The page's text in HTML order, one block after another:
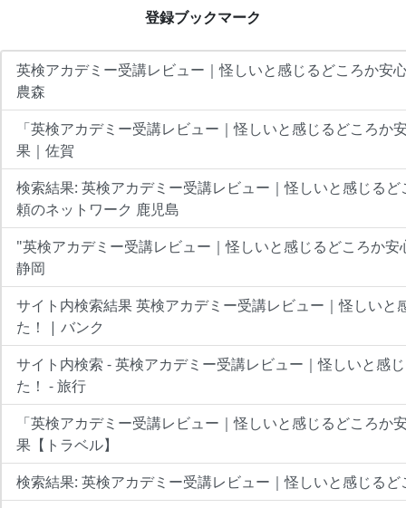
登録ブックマーク
英検アカデミー受講レビュー｜怪しいと感じるどころか安
農森
「英検アカデミー受講レビュー｜怪しいと感じるどころか
果｜佐賀
検索結果: 英検アカデミー受講レビュー｜怪しいと感じる
頼のネットワーク 鹿児島
"英検アカデミー受講レビュー｜怪しいと感じるどころか
静岡
サイト内検索結果 英検アカデミー受講レビュー｜怪しいと
た！ | バンク
サイト内検索 - 英検アカデミー受講レビュー｜怪しいと感
た！ - 旅行
「英検アカデミー受講レビュー｜怪しいと感じるどころか
果【トラベル】
検索結果: 英検アカデミー受講レビュー｜怪しいと感じる